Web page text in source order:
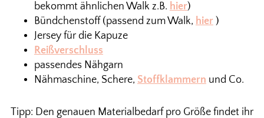
bekommt ähnlichen Walk z.B. hier)
Bündchenstoff (passend zum Walk, hier)
Jersey für die Kapuze
Reißverschluss
passendes Nähgarn
Nähmaschine, Schere, Stoffklammern und Co.
Tipp: Den genauen Materialbedarf pro Größe findet ihr